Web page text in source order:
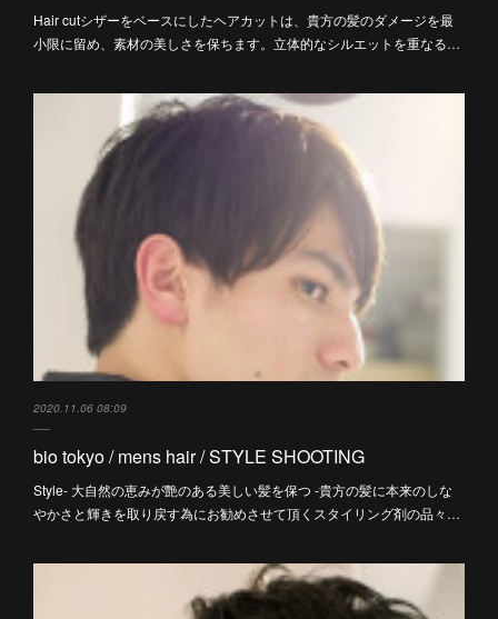
Hair cutシザーをベースにしたヘアカットは、貴方の髪のダメージを最
小限に留め、素材の美しさを保ちます。立体的なシルエットを重なる…
2020.11.06 08:09
bio tokyo / mens hair / STYLE SHOOTING
Style- 大自然の恵みが艶のある美しい髪を保つ -貴方の髪に本来のしな
やかさと輝きを取り戻す為にお勧めさせて頂くスタイリング剤の品々…